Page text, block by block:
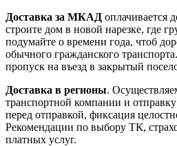
Доставка за МКАД оплачивается
строите дом в новой нарезке, где
подумайте о времени года, чтоб
обычного гражданского
пропуск на въезд в закрытый
Доставка в регионы.
транспортной компании и
перед отправкой, фиксация
Рекомендации по выбору ТК,
платных услуг.